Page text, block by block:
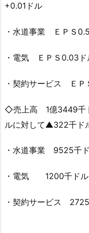
+0.01ドル
・水道事業 ＥＰＳ
・電気 ＥＰＳ0.03ド
・契約サービス ＥＰ
◇売上高 1億3449千
ルに対して▲322千ド
・水道事業 9525千
・電気 1200千ドル
・契約サービス